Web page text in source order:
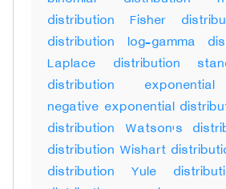
distribution Fisher
distribution log-gamma
Laplace distribution
distribution
negative exponential
distribution Watson's
distribution Wishart
distribution Yule